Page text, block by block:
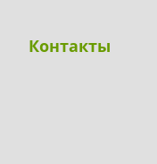
Контакты